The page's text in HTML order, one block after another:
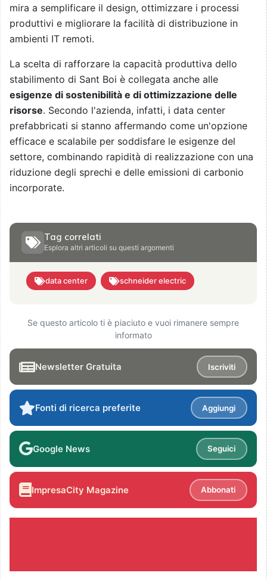
mira a semplificare il design, ottimizzare i processi
produttivi e migliorare la facilità di distribuzione in
ambienti IT remoti.
La scelta di rafforzare la capacità produttiva dello
stabilimento di Sant Boi è collegata anche alle
esigenze di sostenibilità e di ottimizzazione delle
risorse. Secondo l'azienda, infatti, i data center
prefabbricati si stanno affermando come un'opzione
efficace e scalabile per soddisfare le esigenze del
settore, combinando rapidità di realizzazione con una
riduzione degli sprechi e delle emissioni di carbonio
incorporate.
Tag correlati
Esplora altri articoli su questi argomenti
data center schneider electric
Se questo articolo ti è piaciuto e vuoi rimanere sempre
informato
Newsletter Gratuita Iscriviti
Fonti di ricerca preferite Aggiungi
Google News Seguici
ImpresaCity Magazine Abbonati